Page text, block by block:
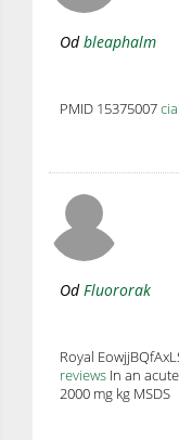
Odbleaphalm
PMID 15375007
OdFluororak
Royal
reviews In an
2000 mg kg MSDS